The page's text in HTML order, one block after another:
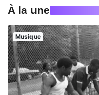
À la une
Musique